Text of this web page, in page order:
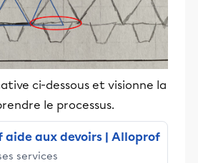
ci-dessous et visionne la
le processus.
aide aux devoirs | Alloprof
services